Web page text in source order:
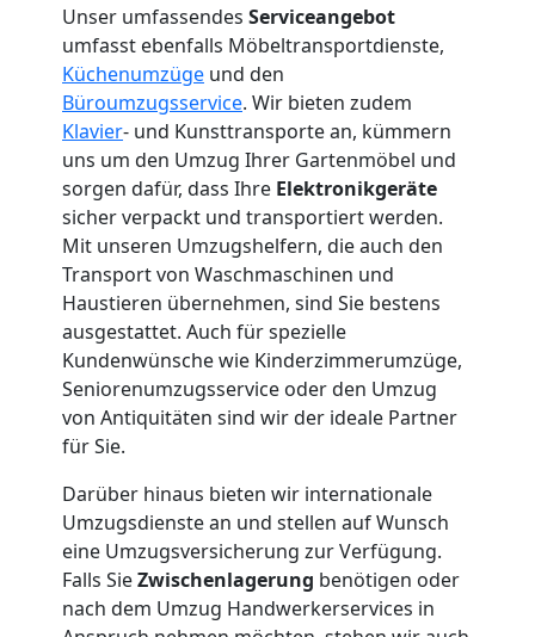
Unser umfassendes Serviceangebot
umfasst ebenfalls Möbeltransportdienste,
Küchenumzüge und den
Büroumzugsservice. Wir bieten zudem
Klavier- und Kunsttransporte an, kümmern
uns um den Umzug Ihrer Gartenmöbel und
sorgen dafür, dass Ihre Elektronikgeräte
sicher verpackt und transportiert werden.
Mit unseren Umzugshelfern, die auch den
Transport von Waschmaschinen und
Haustieren übernehmen, sind Sie bestens
ausgestattet. Auch für spezielle
Kundenwünsche wie Kinderzimmerumzüge,
Seniorenumzugsservice oder den Umzug
von Antiquitäten sind wir der ideale Partner
für Sie.
Darüber hinaus bieten wir internationale
Umzugsdienste an und stellen auf Wunsch
eine Umzugsversicherung zur Verfügung.
Falls SieZwischenlagerung benötigen oder
nach dem Umzug Handwerkerservices in
Wolfsberg
Umzug
Wolfsberg
Mann
LKW
Möbellift
Wolfsberg